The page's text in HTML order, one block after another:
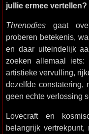
jullie ermee vertellen?
Threnodies gaat
proberen betekenis,
en daar uiteindelijk
zoeken allemaal iets:
artistieke vervulling,
dezelfde constatering,
geen echte verlossing
Lovecraft en
belangrijk